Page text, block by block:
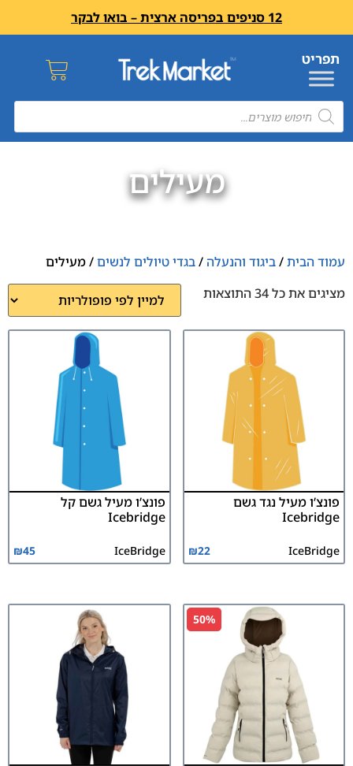
12 סניפים בפריסה ארצית – בואו לבקר
מעילים
עמוד הבית/ביגוד והנעלה /בגדי טיולים לנשים/ מעילים
מציגים את כל ⁦34⁩ התוצאות
פונצ’ו מעיל נגד גשם
Icebridge
IceBridge
₪22
פונצ’ו מעיל גשם קל
Icebridge
IceBridge
₪45
50%